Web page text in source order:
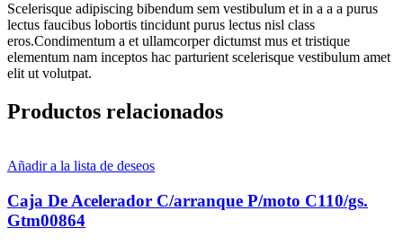
Scelerisque adipiscing bibendum sem vestibulum et in a a a purus
lectus faucibus lobortis tincidunt purus lectus nisl class
eros.Condimentum a et ullamcorper dictumst mus et tristique
elementum nam inceptos hac parturient scelerisque vestibulum amet
elit ut volutpat.
Productos relacionados
Añadir a la lista de deseos
Caja De Acelerador C/arranque P/moto C110/gs.
Gtm00864